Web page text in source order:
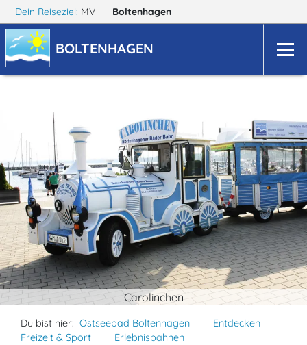
Dein Reiseziel: MV Boltenhagen
BOLTENHAGEN
Carolinchen
Du bist hier: Ostseebad Boltenhagen
Entdecken
Freizeit & Sport
Erlebnisbahnen